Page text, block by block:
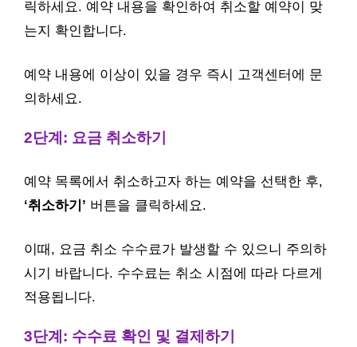
릭하세요. 예약 내용을 확인하여 취소할 예약이 맞
는지 확인합니다.
예약 내용에 이상이 있을 경우 즉시 고객센터에 문
의하세요.
2단계: 요금 취소하기
예약 목록에서 취소하고자 하는 예약을 선택한 후,
‘취소하기’ 버튼을 클릭하세요.
이때, 요금 취소 수수료가 발생할 수 있으니 주의하
시기 바랍니다. 수수료는 취소 시점에 따라 다르게
적용됩니다.
3단계: 수수료 확인 및 결제하기